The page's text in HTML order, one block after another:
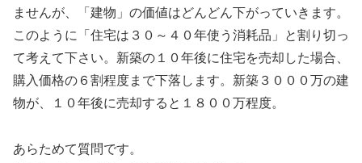
ませんが、「建物」 の価値はどんどん下がっていきます。
このように「住宅は３０～ ４０年使う消耗品」と割り切っ
て考えて下さい。 新築の１０年後に住宅を売却した場合、
購入価格の６割程度まで下落します。新築３０００万の建
物が、
１０年後に売却すると１８００万程度。
あらためて質問です。